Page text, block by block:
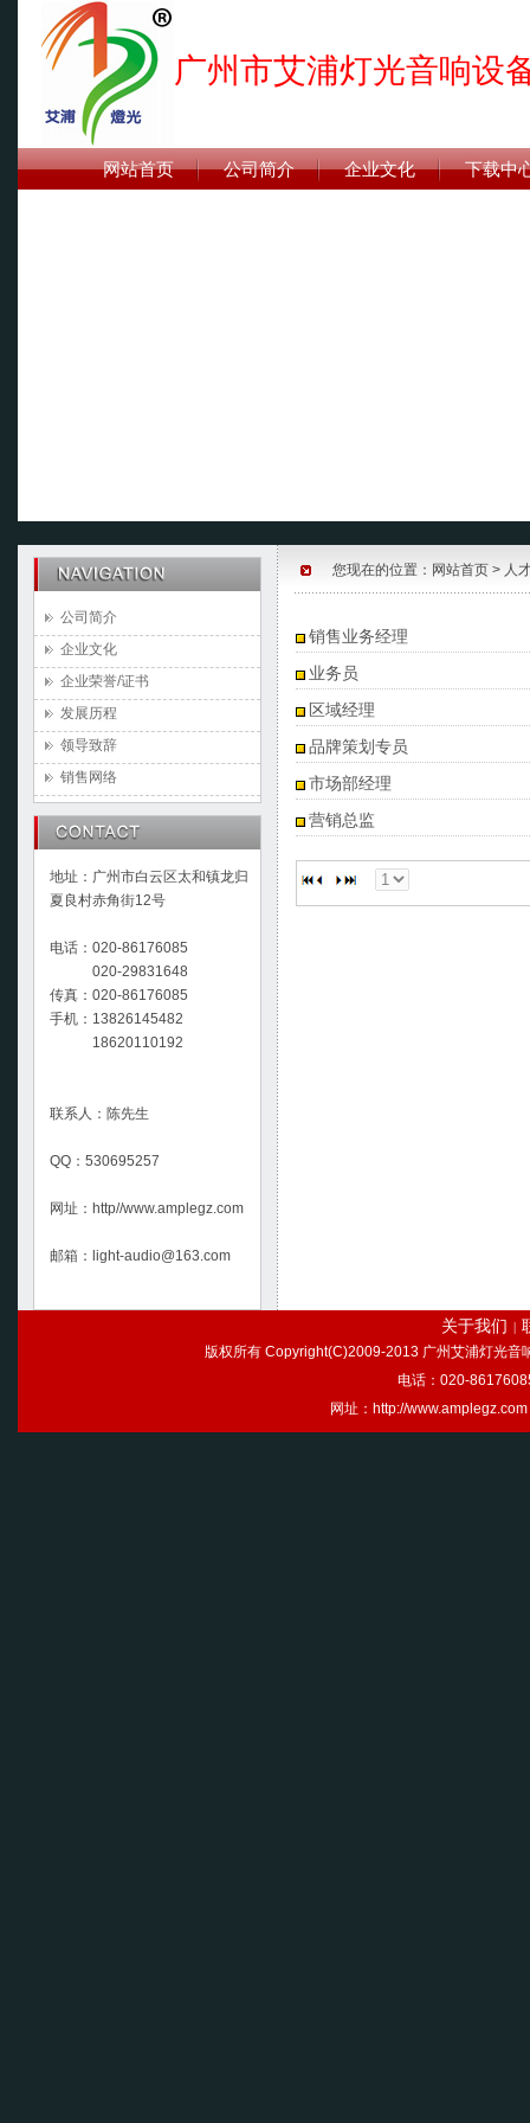
广州市艾浦灯光音响设
网站首页 公司简介 企业文化 下载中
公司简介
企业文化
企业荣誉/证书
发展历程
领导致辞
销售网络
地址：广州市白云区太和镇龙归
夏良村赤角街12号
电话：020-86176085
020-29831648
传真：020-86176085
手机：13826145482
18620110192
联系人：陈先生
QQ：530695257
网址：http//www.amplegz.com
邮箱：light-audio@163.com
您现在的位置： 网站首页 > 人
销售业务经理
业务员
区域经理
品牌策划专员
市场部经理
营销总监
关于我们 |
版权所有 Copyright(C)2009-2013 广州艾浦灯光
电话：020-
网址：http://